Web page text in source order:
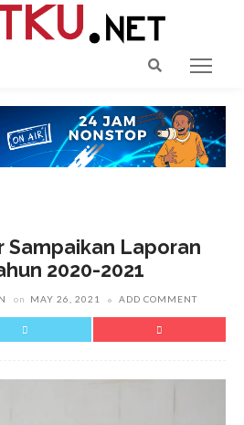
Sampaikan Laporan
2020-2021
on MAY 26, 2021 ADD COMMENT